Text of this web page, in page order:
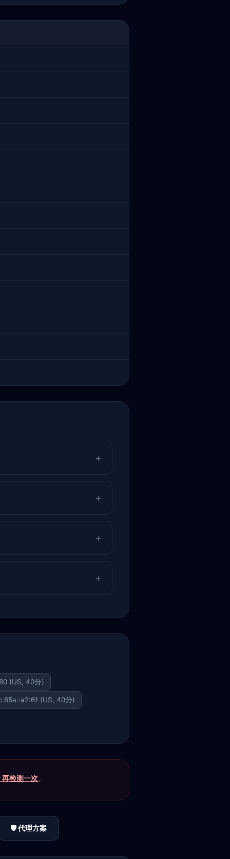
(US, 40分)
(US, 40分)
再检测一次。
🛡️ 代理方案